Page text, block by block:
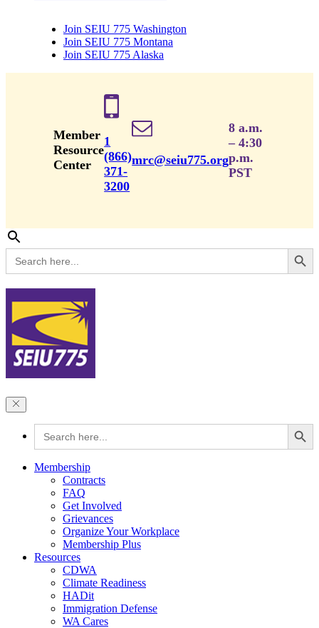
Join SEIU 775 Washington
Join SEIU 775 Montana
Join SEIU 775 Alaska
Member
Resource
Center
1
(866)
371-
3200
mrc@seiu775.org
8 a.m.
– 4:30
p.m.
PST
Search
for:
Search Button
Search
for:
Search Button
Membership
Contracts
FAQ
Get Involved
Grievances
Organize Your Workplace
Membership Plus
Resources
CDWA
Climate Readiness
HADit
Immigration Defense
WA Cares